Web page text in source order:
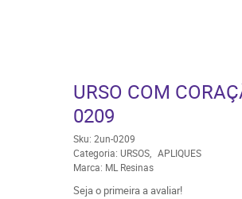
URSO COM
0209
Sku: 2un-0209
Categoria: URSOS
APLIQUES
Marca: ML Resinas
Seja o primeira a avaliar!